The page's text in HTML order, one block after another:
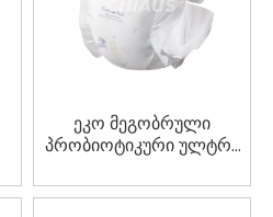
ეკო მეგობრული
პრობიოტიკური ულტრა
საფენები